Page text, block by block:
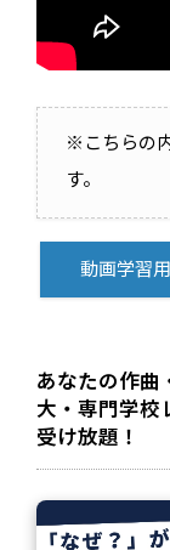
※こちらの
す。
動画学習
あなたの作曲
大・専門学校
受け放題！